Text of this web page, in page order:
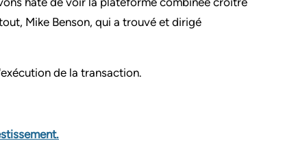
Mike Benson, qui a trouvé et dirigé
de la transaction.